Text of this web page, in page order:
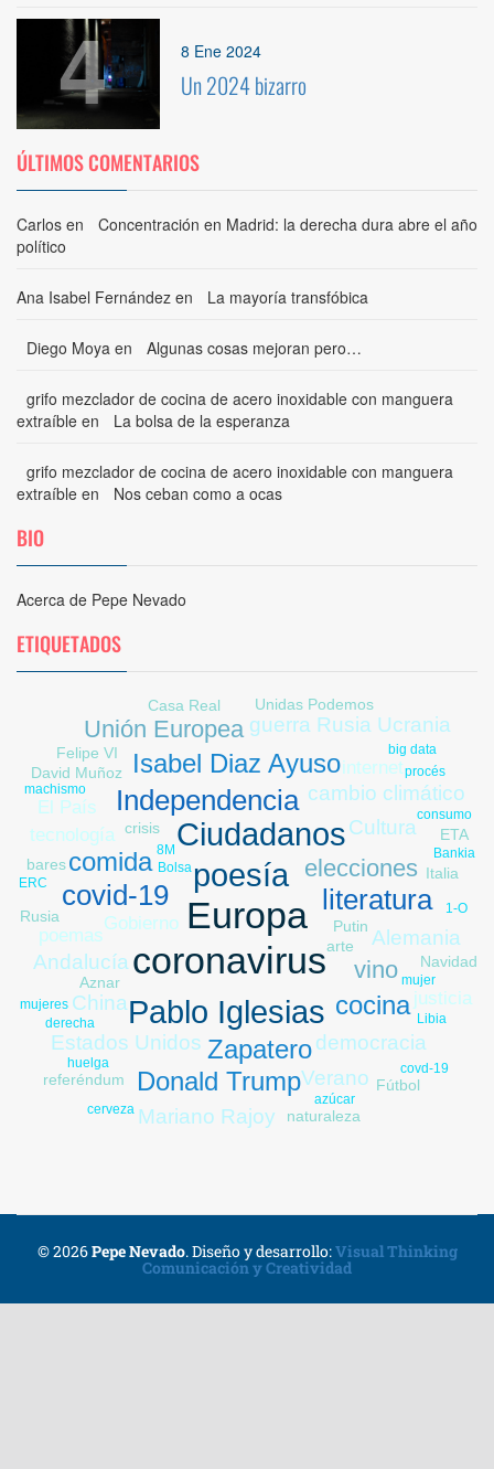
4 8 Ene 2024
Un 2024 bizarro
ÚLTIMOS COMENTARIOS
Carlos en
Concentración en Madrid: la derecha dura abre el año
político
Ana Isabel Fernández en La mayoría transfóbica
Diego Moya en Algunas cosas mejoran pero…
grifo mezclador de cocina de acero inoxidable con manguera
extraíble en La bolsa de la esperanza
grifo mezclador de cocina de acero inoxidable con manguera
extraíble en Nos ceban como a ocas
BIO
Acerca de Pepe Nevado
ETIQUETADOS
Europa
coronavirus
poesía
Ciudadanos
Pablo Iglesias
covid-19 literatura
Independencia
Zapatero
cocina
Donald Trump
comida
Isabel Diaz Ayuso
elecciones
vino
Unión Europea
Mariano Rajoy
Andalucía
Cultura
democracia
China
Estados Unidos
guerra Rusia Ucrania
Verano
Alemania
cambio climático
tecnología
internet
El País
justicia
Gobierno
poemas arte
bares
Casa Real Unidas Podemos
crisis
naturaleza
Navidad
referéndum
Aznar
ETA
Felipe VI
Italia
Rusia
David Muñoz
Fútbol
Putin
Bolsa
consumo
derecha
ERC
mujer
mujeres
azúcar
big data
machismo
1-O
8M Bankia
cerveza
covd-19
huelga
Libia
procés
© 2026Pepe Nevado.Diseño y desarrollo:Visual Thinking
Comunicación y Creatividad